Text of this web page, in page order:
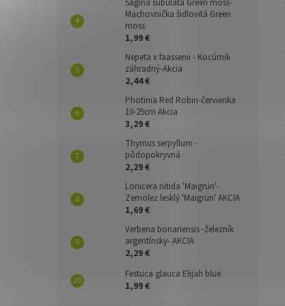
Sagina subulata Green moss-
Machovnička šidlovitá Green
moss
1,99 €
Nepeta x faassenii - Kocúrnik
záhradný-Akcia
2,44 €
Photinia Red Robin-červienka
10-25cm Akcia
3,29 €
Thymus serpyllum -
pôdopokryvná
2,29 €
Lonicera nitida 'Maigrün'-
Zemolez lesklý 'Maigrün' AKCIA
1,69 €
Verbena bonariensis -železník
argentínsky- AKCIA
2,29 €
Festuca glauca Elijah blue
1,99 €